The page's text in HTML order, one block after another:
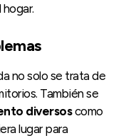
no solo se trata de
También se
diversoscomo
lugar para